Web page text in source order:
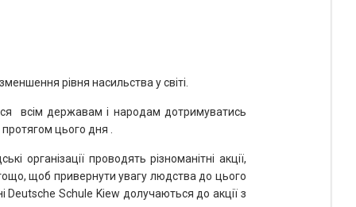
рівня насильства у світі.
всім державам і народам дотримуватись
цього дня .
організації проводять різноманітні акції,
щоб привернути увагу людства до цього
Deutsche Schule Kiew долучаються до акції з